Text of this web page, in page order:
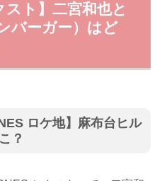
スト】二宮和也と
バーガー）はど
ロケ地】麻布台ヒル
？